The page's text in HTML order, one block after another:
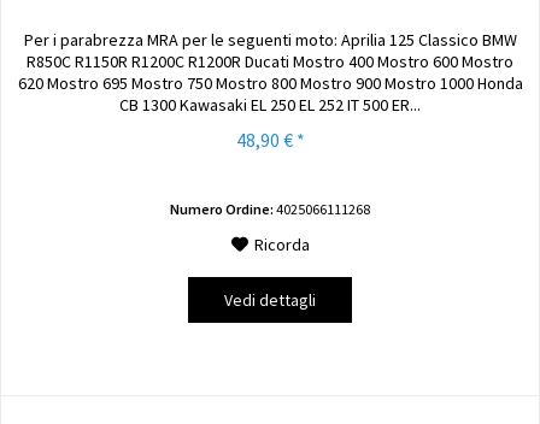
Per i parabrezza MRA per le seguenti moto: Aprilia 125 Classico BMW
R850C R1150R R1200C R1200R Ducati Mostro 400 Mostro 600 Mostro
620 Mostro 695 Mostro 750 Mostro 800 Mostro 900 Mostro 1000 Honda
CB 1300 Kawasaki EL 250 EL 252 IT 500 ER...
48,90 € *
Numero Ordine:4025066111268
Ricorda
Vedi dettagli